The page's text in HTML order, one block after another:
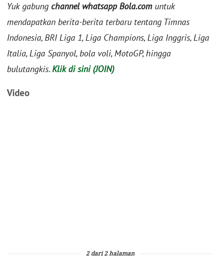
Yuk gabung channel whatsapp Bola.com untuk
mendapatkan berita-berita terbaru tentang Timnas
Indonesia, BRI Liga 1, Liga Champions, Liga Inggris, Liga
Italia, Liga Spanyol, bola voli, MotoGP, hingga
bulutangkis.Klik di sini (JOIN)
Video
2 dari 2 halaman